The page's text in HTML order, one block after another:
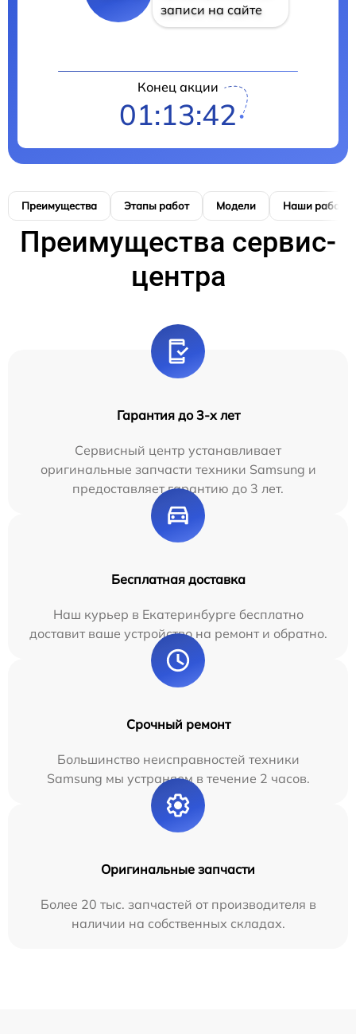
записи на сайте
Конец акции
01:13:41
Преимущества Этапы работ Модели Наши работы
Преимущества сервис-
центра
Гарантия до 3-х лет
Сервисный центр устанавливает
оригинальные запчасти техники Samsung и
предоставляет гарантию до 3 лет.
Бесплатная доставка
Наш курьер в Екатеринбурге бесплатно
доставит ваше устройство на ремонт и обратно.
Срочный ремонт
Большинство неисправностей техники
Samsung мы устраняем в течение 2 часов.
Оригинальные запчасти
Более 20 тыс. запчастей от производителя в
наличии на собственных складах.